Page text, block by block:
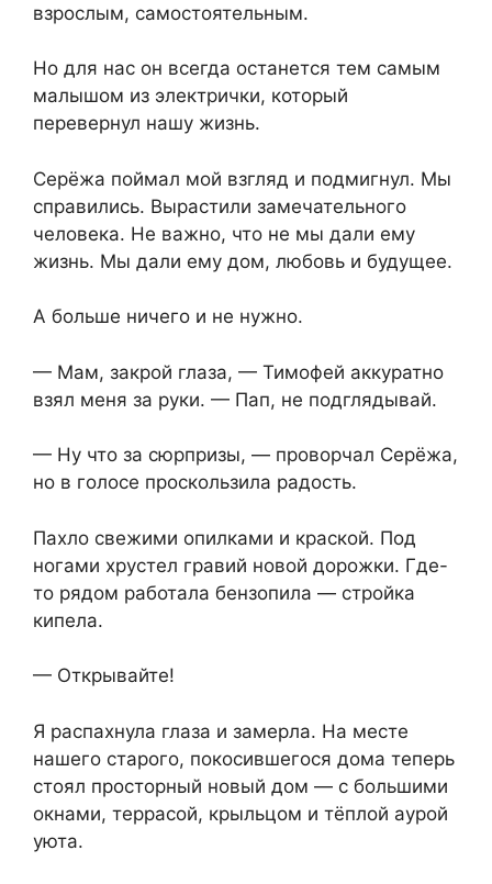
взрослым, самостоятельным.
Но для нас он всегда останется тем самым
малышом из электрички, который
перевернул нашу жизнь.
Серёжа поймал мой взгляд и подмигнул. Мы
справились. Вырастили замечательного
человека. Не важно, что не мы дали ему
жизнь. Мы дали ему дом, любовь и будущее.
А больше ничего и не нужно.
— Мам, закрой глаза, — Тимофей аккуратно
взял меня за руки. — Пап, не подглядывай.
— Ну что за сюрпризы, — проворчал Серёжа,
но в голосе проскользила радость.
Пахло свежими опилками и краской. Под
ногами хрустел гравий новой дорожки. Где-
то рядом работала бензопила — стройка
кипела.
— Открывайте!
Я распахнула глаза и замерла. На месте
нашего старого, покосившегося дома теперь
стоял просторный новый дом — с большими
окнами, террасой, крыльцом и тёплой аурой
уюта.